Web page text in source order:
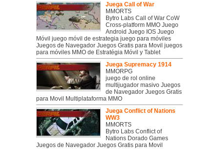
Juega Call of War
MMORTS
Bytro Labs Call of War CoW
Cross-platform MMO Juego
Android Juego IOS Juego
Móvil juego móvil de estrategia juego para móviles
Juegos de Navegador Juegos Gratis para Movil juegos
para móviles MMO de Estratégia Móvil y Tablet
Juega Supremacy 1914
MMORPG
juego de rol online
multijugador masivo Juegos
de Navegador Juegos Gratis
para Movil Multiplataforma MMO
Juega Conflict of Nations
WW3
MMORTS
Bytro Labs Conflict of
Nations Dorado Games
Juegos de Navegador Juegos Gratis para Movil